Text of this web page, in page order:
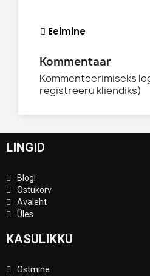
Eelmine
Kommentaar
Kommenteerimiseks
registreeru kliendiks)
LINGID
Blogi
Ostukorv
Avaleht
Üles
KASULIKKU
Ostmine